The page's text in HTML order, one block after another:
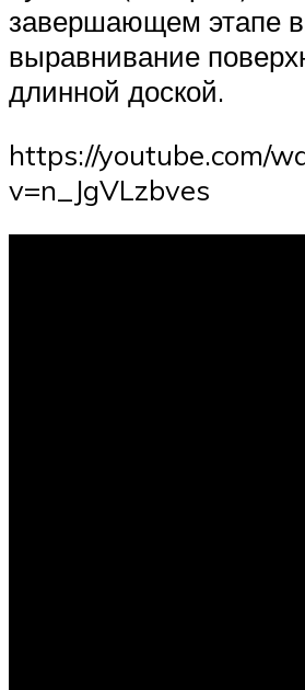
завершающем этапе
выравнивание
длинной доской.
https://youtube.com/
v=n_JgVLzbves